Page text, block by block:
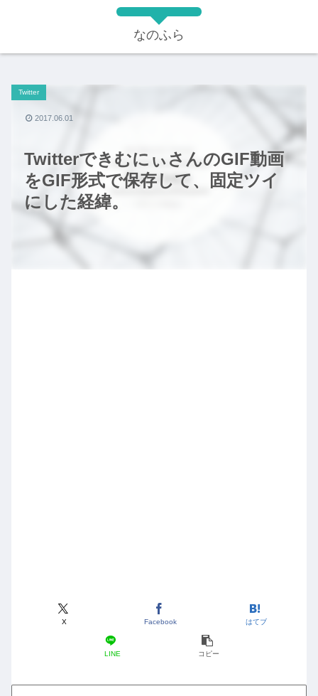
なのふら
TwitterできむにぃさんのGIF動画
をGIF形式で保存して、固定ツイ
にした経緯。
Twitter
X Facebook はてブ
LINE コピー
2017.06.01